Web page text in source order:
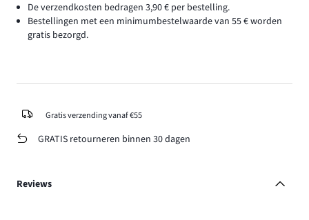
De verzendkosten bedragen 3,90 € per bestelling.
Bestellingen met een minimumbestelwaarde van 55 € worden
gratis bezorgd.
Gratis verzending vanaf €55
GRATIS retourneren binnen 30 dagen
Reviews